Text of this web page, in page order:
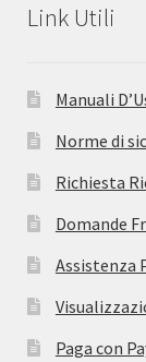
Link Utili
Manuali
Norme di
Richiesta
Domande
Assistenza
Paga con